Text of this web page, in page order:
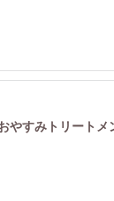
やすみトリート